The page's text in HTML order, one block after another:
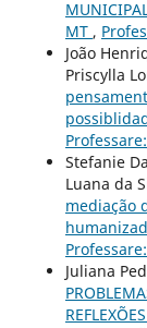
MT ,
João
Priscylla
Stefanie
Luana da
mediação
Juliana